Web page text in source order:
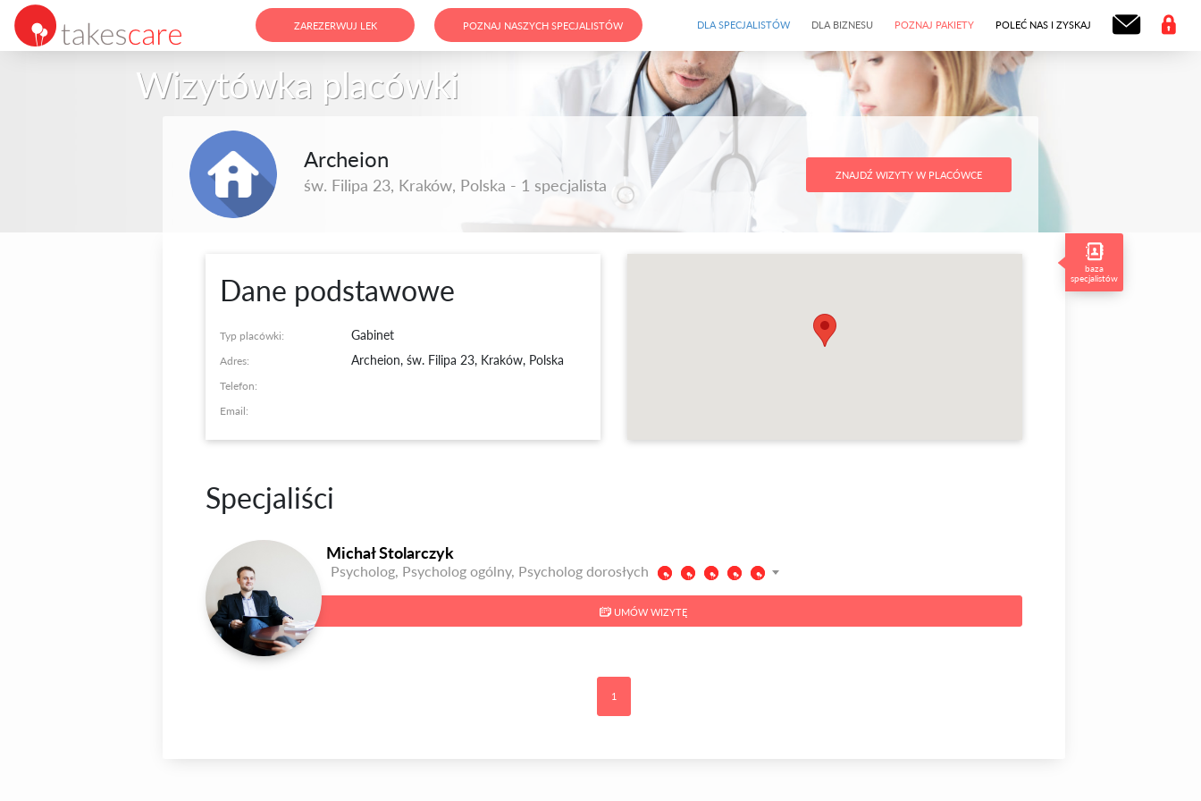
ZAREZERWUJ LEK POZNAJ NASZYCH SPECJALISTÓW DLA SPECJALISTÓW DLA BIZNESU POZNAJ PAKIETY POLEĆ NAS I ZYSKAJ
Wizytówka placówki
Archeion
św. Filipa 23, Kraków, Polska - 1 specjalista ZNAJDŹ WIZYTY W PLACÓWCE
Dane podstawowe
Typ placówki: Gabinet
Adres: Archeion, św. Filipa 23, Kraków, Polska
Telefon:
Email:
Specjaliści
Michał Stolarczyk
Psycholog, Psycholog ogólny, Psycholog dorosłych
UMÓW WIZYTĘ
1
baza
specjalistów